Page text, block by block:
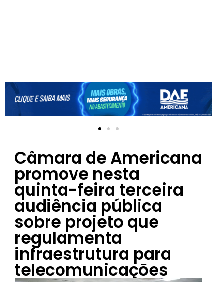
Câmara de Americana
promove nesta
quinta-feira terceira
audiência pública
sobre projeto que
regulamenta
infraestrutura para
telecomunicações